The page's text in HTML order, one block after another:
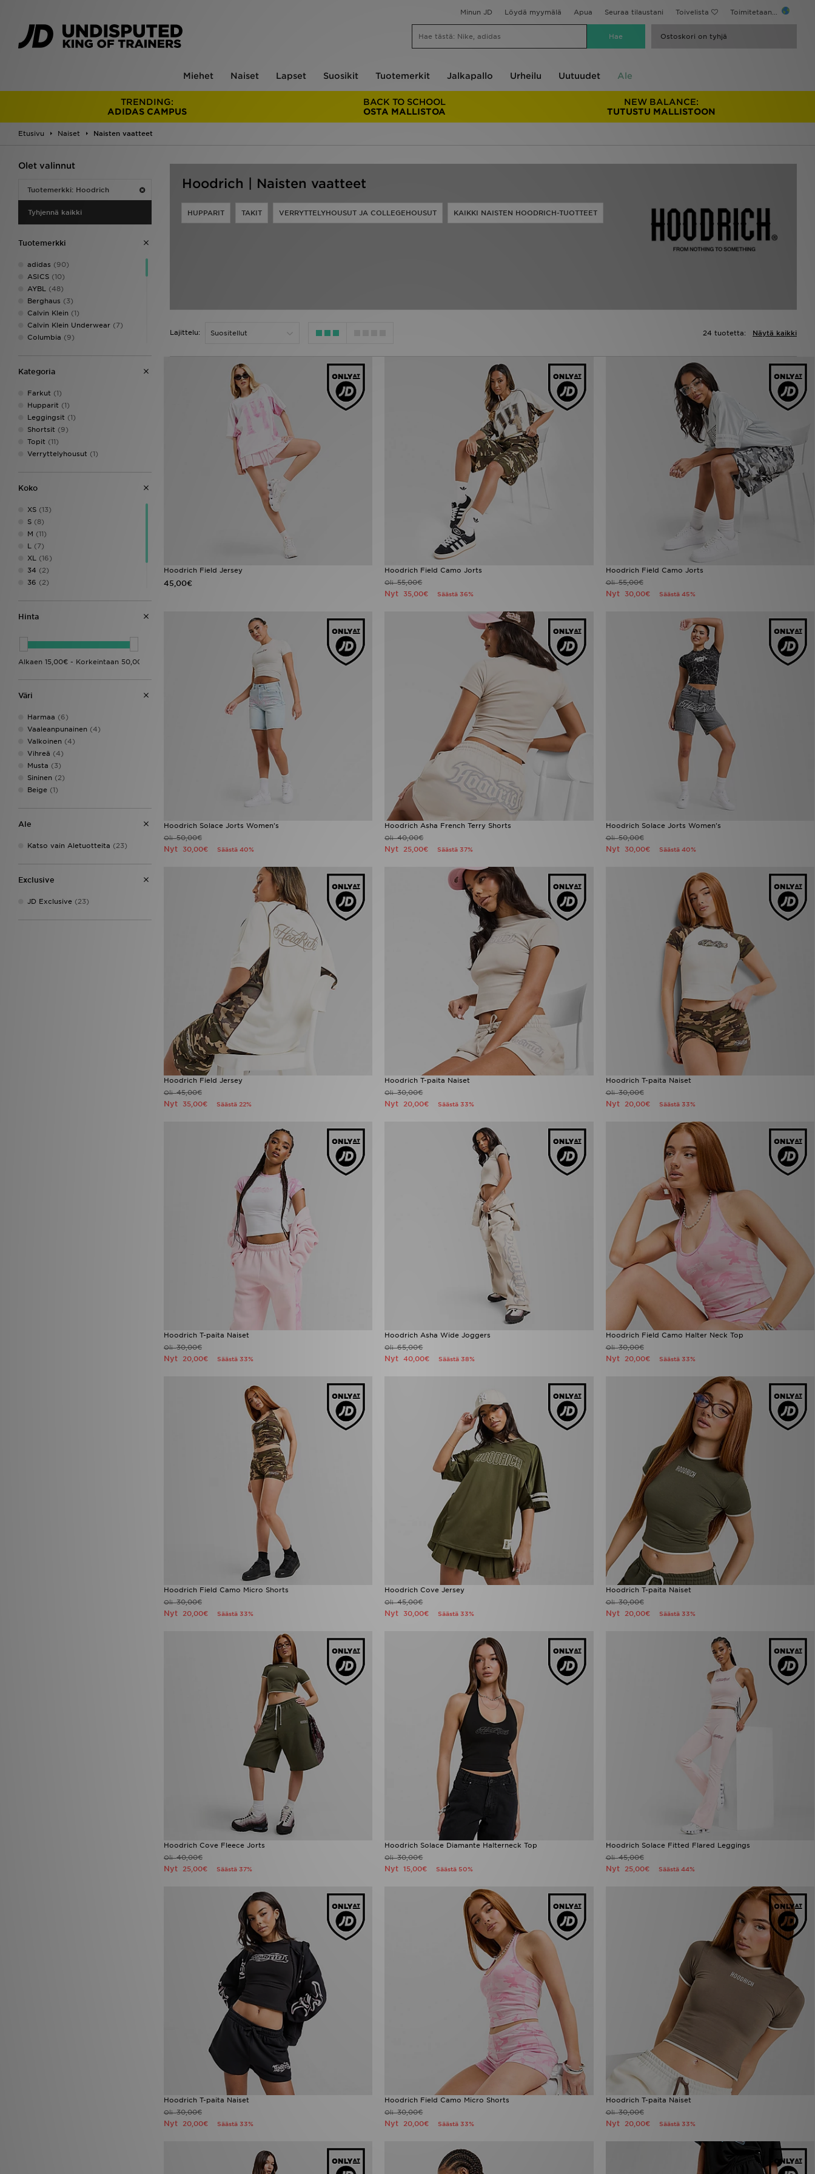
Minun JD Löydä myymälä Apua Seuraa tilaustani Toivelista Toimitetaan...
Ostoskori on tyhjä
Miehet Naiset Lapset Suosikit Tuotemerkit Jalkapallo Urheilu Uutuudet Ale
TRENDING:
ADIDAS CAMPUS
BACK TO SCHOOL
OSTA MALLISTOA
NEW BALANCE:
TUTUSTU MALLISTOON
Etusivu Naiset Naisten vaatteet
Olet valinnut
Tuotemerkki: Hoodrich
Tyhjennä kaikki
Tuotemerkki
adidas (90)
ASICS (10)
AYBL (48)
Berghaus (3)
Calvin Klein (1)
Calvin Klein Underwear (7)
Columbia (9)
Ed Hardy
Fila (4)
Hoodrich (24)
Jordan(25)
JUICY COUTURE
LEVI'S (14)
Macron (1)
McKenzie(6)
Nike(98)
On Running
PE Nation
Pink Soda Sport
PUMA (7)
Red Run Activewear
Reebok
UGG
Unlike Humans(59)
Von Dutch
Zavetti Canada(1)
Kategoria
Farkut (1)
Hupparit (1)
Leggingsit (1)
Shortsit (9)
Topit (11)
Verryttelyhousut (1)
Koko
XS (13)
S (8)
M (11)
L (7)
XL (16)
34 (2)
36 (2)
42(2)
Hinta
Väri
Harmaa (6)
Vaaleanpunainen (4)
Valkoinen (4)
Vihreä (4)
Musta (3)
Sininen (2)
Beige (1)
Ale
Katso vain Aletuotteita (23)
Exclusive
JD Exclusive (23)
Hoodrich | Naisten vaatteet
HUPPARIT TAKIT VERRYTTELYHOUSUT JA COLLEGEHOUSUT KAIKKI NAISTEN HOODRICH-TUOTTEET
Lajittelu: Näytä kaikki
24 tuotetta:
Hoodrich Field Jersey
45,00€
Hoodrich Field Camo Jorts
Oli55,00€
Nyt 35,00€ Säästä 36%
Hoodrich Field Camo Jorts
Oli55,00€
Nyt 30,00€ Säästä 45%
Hoodrich Solace Jorts Women's
Oli50,00€
Nyt 30,00€ Säästä 40%
Hoodrich Asha French Terry Shorts
Oli40,00€
Nyt 25,00€ Säästä 37%
Hoodrich Solace Jorts Women's
Oli50,00€
Nyt 30,00€ Säästä 40%
Hoodrich Field Jersey
Oli45,00€
Nyt 35,00€ Säästä 22%
Hoodrich T-paita Naiset
Oli30,00€
Nyt 20,00€ Säästä 33%
Hoodrich T-paita Naiset
Oli30,00€
Nyt 20,00€ Säästä 33%
Hoodrich T-paita Naiset
Oli30,00€
Nyt 20,00€ Säästä 33%
Hoodrich Asha Wide Joggers
Oli65,00€
Nyt40,00€ Säästä 38%
Hoodrich Field Camo Halter Neck Top
Oli30,00€
Nyt 20,00€ Säästä 33%
Hoodrich Field Camo Micro Shorts
Oli30,00€
Nyt 20,00€ Säästä 33%
Hoodrich Cove Jersey
Oli45,00€
Nyt 30,00€ Säästä 33%
Hoodrich T-paita Naiset
Oli30,00€
Nyt 20,00€ Säästä 33%
Hoodrich Cove Fleece Jorts
Oli40,00€
Nyt 25,00€ Säästä 37%
Hoodrich Solace Diamante Halterneck Top
Oli30,00€
Nyt15,00€ Säästä 50%
Hoodrich Solace Fitted Flared Leggings
Oli45,00€
Nyt 25,00€ Säästä 44%
Hoodrich T-paita Naiset
Oli30,00€
Nyt 20,00€ Säästä 33%
Hoodrich Field Camo Micro Shorts
Oli30,00€
Nyt20,00€ Säästä 33%
Hoodrich T-paita Naiset
Oli30,00€
Nyt 20,00€ Säästä 33%